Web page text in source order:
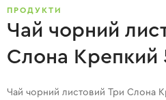
ПРОДУКТИ
Чай чорний
Слона Крепкий
Чай чорний листовий Три Слона